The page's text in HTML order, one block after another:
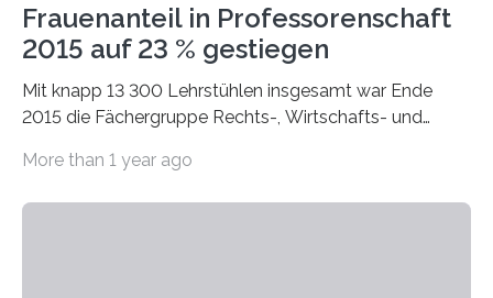
Frauenanteil in Professorenschaft
2015 auf 23 % gestiegen
Mit knapp 13 300 Lehrstühlen insgesamt war Ende
2015 die Fächergruppe Rechts-, Wirtschafts- und
bei…
More than 1 year ago